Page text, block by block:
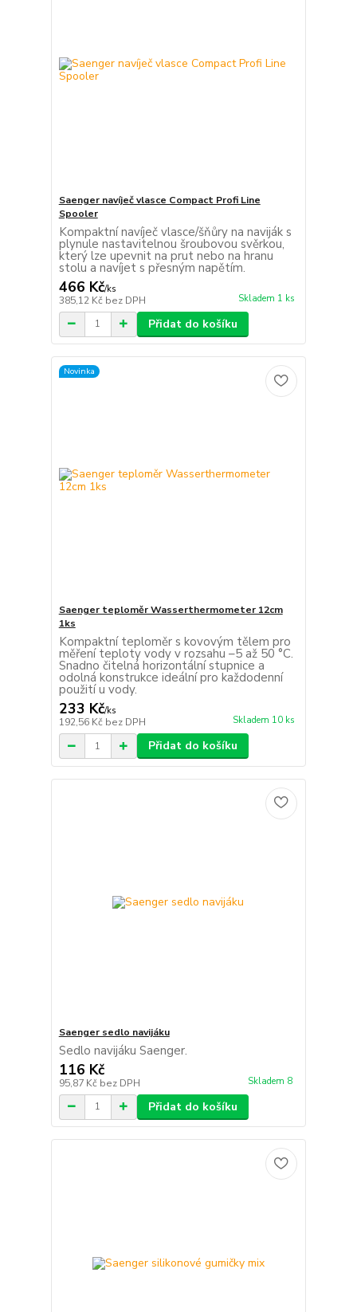
Saenger navíječ vlasce Compact Profi Line
Spooler
Kompaktní navíječ vlasce/šňůry na naviják s
plynule nastavitelnou šroubovou svěrkou,
který lze upevnit na prut nebo na hranu
stolu a navíjet s přesným napětím.
466 Kč/ks
385,12 Kč bez DPH Skladem 1 ks
Přidat do košíku
Novinka
Saenger teploměr Wasserthermometer 12cm
1ks
Kompaktní teploměr s kovovým tělem pro
měření teploty vody v rozsahu –5 až 50 °C.
Snadno čitelná horizontální stupnice a
odolná konstrukce ideální pro každodenní
použití u vody.
233 Kč/ks
192,56 Kč bez DPH Skladem 10 ks
Přidat do košíku
Saenger sedlo navijáku
Sedlo navijáku Saenger.
116 Kč
95,87 Kč bez DPH Skladem 8
Přidat do košíku